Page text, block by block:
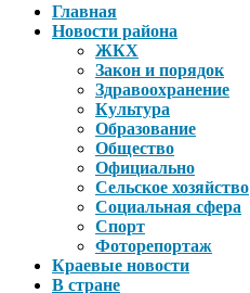
Главная
Новости района
ЖКХ
Закон и порядок
Здравоохранение
Культура
Образование
Общество
Официально
Сельское хозяйство
Социальная сфера
Спорт
Фоторепортаж
Краевые новости
В стране